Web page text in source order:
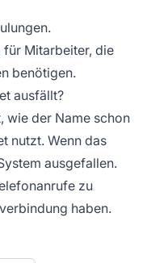
für Mitarbeiter, die
benötigen.
ausfällt?
wie der Name schon
nutzt. Wenn das
ausgefallen.
zu
haben.